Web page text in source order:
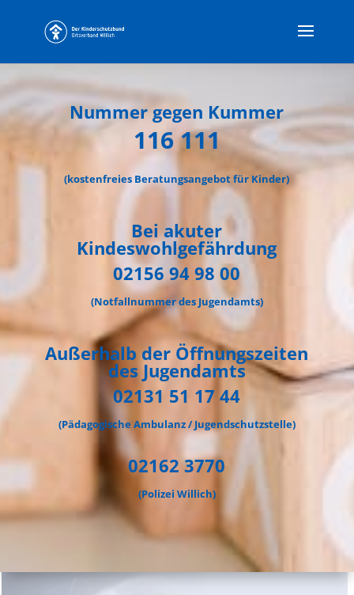
Nummer gegen Kummer
116 111
(kostenfreies Beratungsangebot für Kinder)
Bei akuter
Kindeswohlgefährdung
02156 94 98 00
(Notfallnummer des Jugendamts)
Außerhalb der Öffnungszeiten
des Jugendamts
02131 51 17 44
(Pädagogische Ambulanz / Jugendschutzstelle)
02162 3770
(Polizei Willich)